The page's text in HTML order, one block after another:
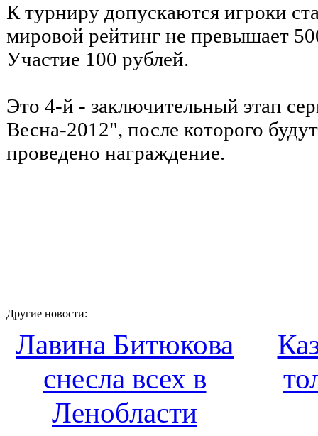
К турниру допускаются игроки
мировой рейтинг не превышает
Участие 100 рублей.
Это 4-й - заключительный этап
Весна-2012", после которого
проведено награждение.
Другие новости:
Лавина Битюкова
снесла всех в
Ленобласти